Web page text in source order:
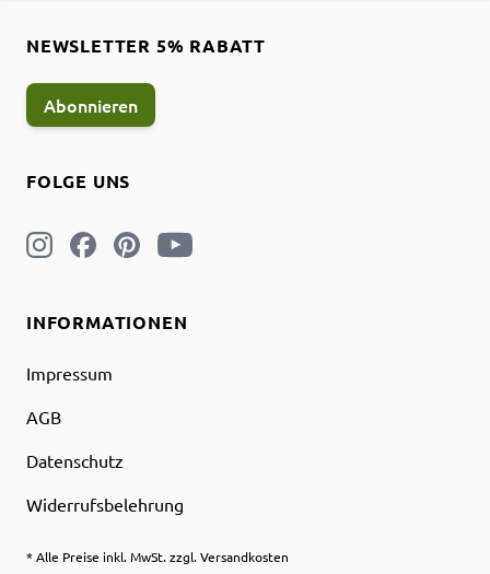
INFORMATIONEN
Impressum
AGB
Datenschutz
Widerrufsbelehrung
* Alle Preise inkl. MwSt. zzgl. Versandkosten
FOLGE UNS
NEWSLETTER 5% RABATT
Abonnieren